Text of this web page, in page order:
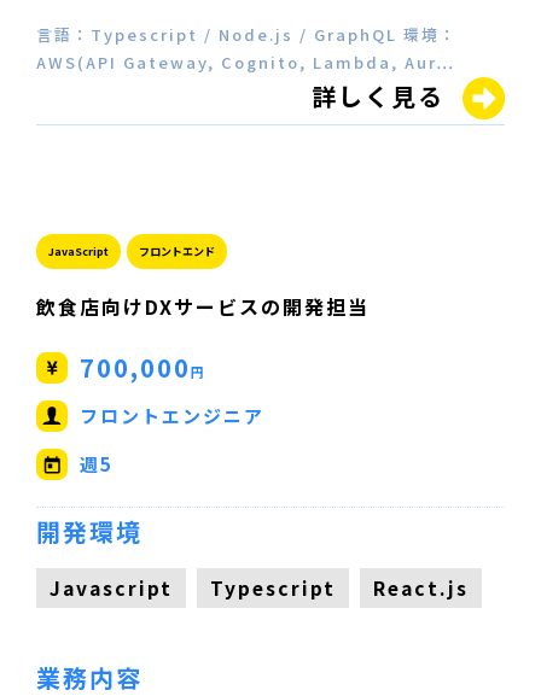
言語：Typescript / Node.js / GraphQL 環境：
AWS(API Gateway, Cognito, Lambda, Aur…
詳しく見る
JavaScript フロントエンド
飲食店向けDXサービスの開発担当
700,000円
フロントエンジニア
週5
開発環境
Javascript Typescript React.js
業務内容